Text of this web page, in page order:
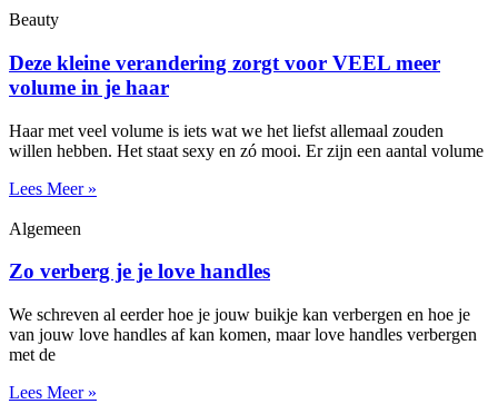
Beauty
Deze kleine verandering zorgt voor VEEL meer
volume in je haar
Haar met veel volume is iets wat we het liefst allemaal zouden
willen hebben. Het staat sexy en zó mooi. Er zijn een aantal volume
Lees Meer »
Algemeen
Zo verberg je je love handles
We schreven al eerder hoe je jouw buikje kan verbergen en hoe je
van jouw love handles af kan komen, maar love handles verbergen
met de
Lees Meer »